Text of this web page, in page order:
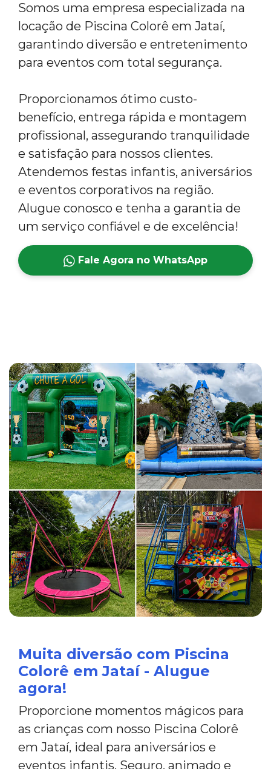
Somos uma empresa especializada na
locação de Piscina Colorê em Jataí,
garantindo diversão e entretenimento
para eventos com total segurança.
Proporcionamos ótimo custo-
benefício, entrega rápida e montagem
profissional, assegurando tranquilidade
e satisfação para nossos clientes.
Atendemos festas infantis, aniversários
e eventos corporativos na região.
Alugue conosco e tenha a garantia de
um serviço confiável e de excelência!
Fale Agora no WhatsApp
Muita diversão com Piscina
Colorê em Jataí - Alugue
agora!
Proporcione momentos mágicos para
as crianças com nosso Piscina Colorê
em Jataí, ideal para aniversários e
eventos infantis. Seguro, animado e